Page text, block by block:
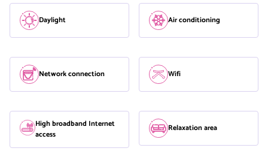
Daylight Air conditioning
Network connection Wifi
High broadband Internet
access
Relaxation area